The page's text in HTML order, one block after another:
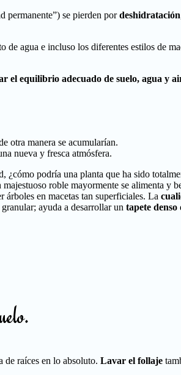
permanente”) se pierden pordeshidratación
de agua e incluso los diferentes estilos de
el equilibrio adecuado de suelo, agua y
otra manera se acumularían.
nueva y fresca atmósfera.
¿cómo podría una planta que ha sido
roble mayormente se alimenta y
árboles en macetas tan superficiales. La
granular; ayuda a desarrollar un tapete
de raíces en lo absoluto. Lavar el follaje